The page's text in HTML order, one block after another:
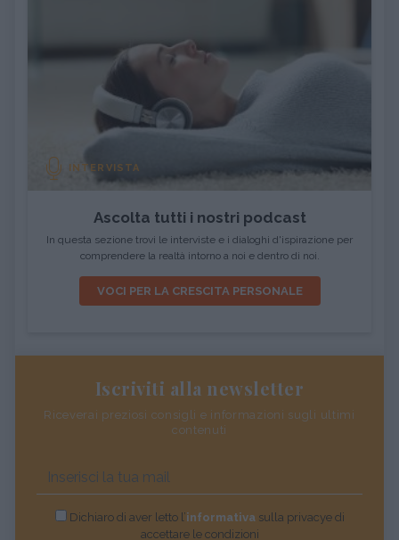
INTERVISTA
Ascolta tutti i nostri podcast
In questa sezione trovi le interviste e i dialoghi d'ispirazione per
comprendere la realtà intorno a noi e dentro di noi.
VOCI PER LA CRESCITA PERSONALE
Iscriviti alla newsletter
Riceverai preziosi consigli e informazioni sugli ultimi
contenuti
Dichiaro di aver letto l’informativa sulla privacye di
accettare le condizioni